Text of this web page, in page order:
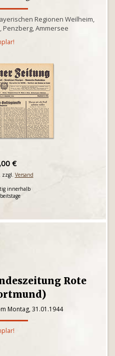
Regionen Weilheim,
Ammersee
€
zzgl. Versand
innerhalb
Rote
Montag, 31.01.1944